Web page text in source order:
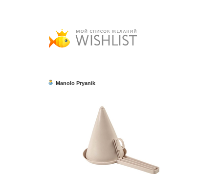
Manolo Pryanik